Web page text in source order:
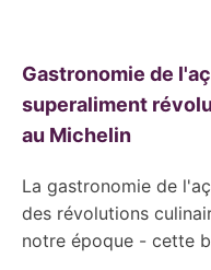
Gastronomie de
superaliment
au Michelin
La gastronomie de
des révolutions
notre époque - cette